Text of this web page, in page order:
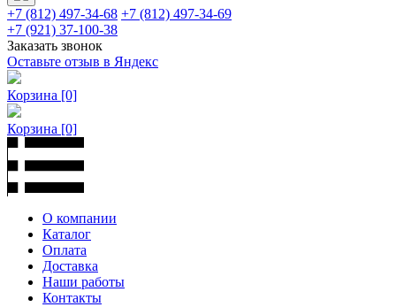
+7 (812) 497-34-68 +7 (812) 497-34-69
+7 (921) 37-100-38
Заказать звонок
Оставьте отзыв в Яндекс
Корзина [0]
Корзина [0]
О компании
Каталог
Оплата
Доставка
Наши работы
Контакты